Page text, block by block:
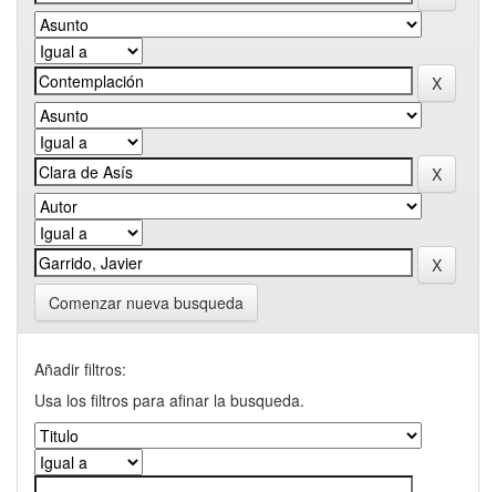
Comenzar nueva busqueda
Añadir filtros:
Usa los filtros para afinar la busqueda.